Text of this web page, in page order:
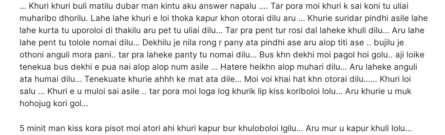
… Khuri khuri buli matilu dubar man kintu aku answer napalu …. Tar pora moi khuri k sai koni tu uliai
muharibo dhorilu. Lahe lahe khuri e loi thoka kapur khon otorai dilu aru … Khurie suridar pindhi asile lahe
lahe kurta tu uporoloi di thakilu aru pet tu uliai dilu… Tar pra pent tur rosi dal laheke khuli dilu… Aru lahe
lahe pent tu tolole nomai dilu… Dekhilu je nila rong r pany ata pindhi ase aru alop titi ase .. bujilu je
othoni anguli mora pani.. tar pra laheke panty tu nomai dilu… Bus khn dekhi moi pagol hoi golu.. aji loike
tenekua bus dekhi e pua nai alop alop num asile … Hatere heikhn alop muhari dilu… Aru laheke anguli
ata humai dilu… Tenekuate khurie ahhh ke mat ata dile… Moi voi khai hat khn otorai dilu…… Khuri loi
salu … Khuri e u muloi sai asile .. tar pora moi loga log khurik lip kiss koriboloi lolu… Aru khurie u muk
hohojug kori gol…
5 minit man kiss kora pisot moi atori ahi khuri kapur bur khuloboloi lgilu… Aru mur u kapur khuli lolu…